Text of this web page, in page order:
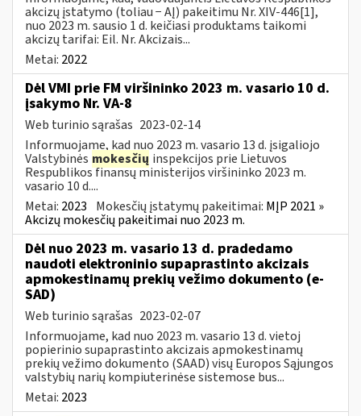
akcizų įstatymo (toliau − AĮ) pakeitimu Nr. XIV-446[1],
nuo 2023 m. sausio 1 d. keičiasi produktams taikomi
akcizų tarifai: Eil. Nr. Akcizais...
Metai: 2022
Dėl VMI prie FM viršininko 2023 m. vasario 10 d.
įsakymo Nr. VA-8
Web turinio sąrašas 2023-02-14
Informuojame, kad nuo 2023 m. vasario 13 d. įsigaliojo
Valstybinės mokesčių inspekcijos prie Lietuvos
Respublikos finansų ministerijos viršininko 2023 m.
vasario 10 d....
Metai: 2023 Mokesčių įstatymų pakeitimai: MĮP 2021 »
Akcizų mokesčių pakeitimai nuo 2023 m.
Dėl nuo 2023 m. vasario 13 d. pradedamo
naudoti elektroninio supaprastinto akcizais
apmokestinamų prekių vežimo dokumento (e-
SAD)
Web turinio sąrašas 2023-02-07
Informuojame, kad nuo 2023 m. vasario 13 d. vietoj
popierinio supaprastinto akcizais apmokestinamų
prekių vežimo dokumento (SAAD) visų Europos Sąjungos
valstybių narių kompiuterinėse sistemose bus...
Metai: 2023